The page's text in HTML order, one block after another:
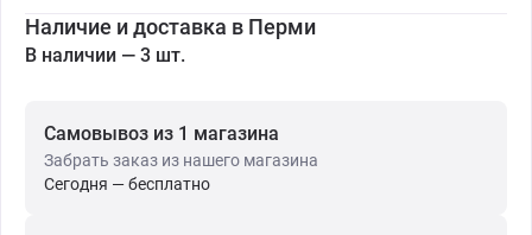
Наличие и доставка в Перми
В наличии — 3 шт.
Самовывоз из 1 магазина
Забрать заказ из нашего магазина
Сегодня — бесплатно